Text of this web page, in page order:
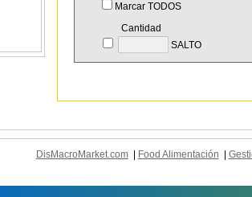
Marcar TODOS
Cantidad
SALTO
DisMacroMarket.com| Food Alimentación